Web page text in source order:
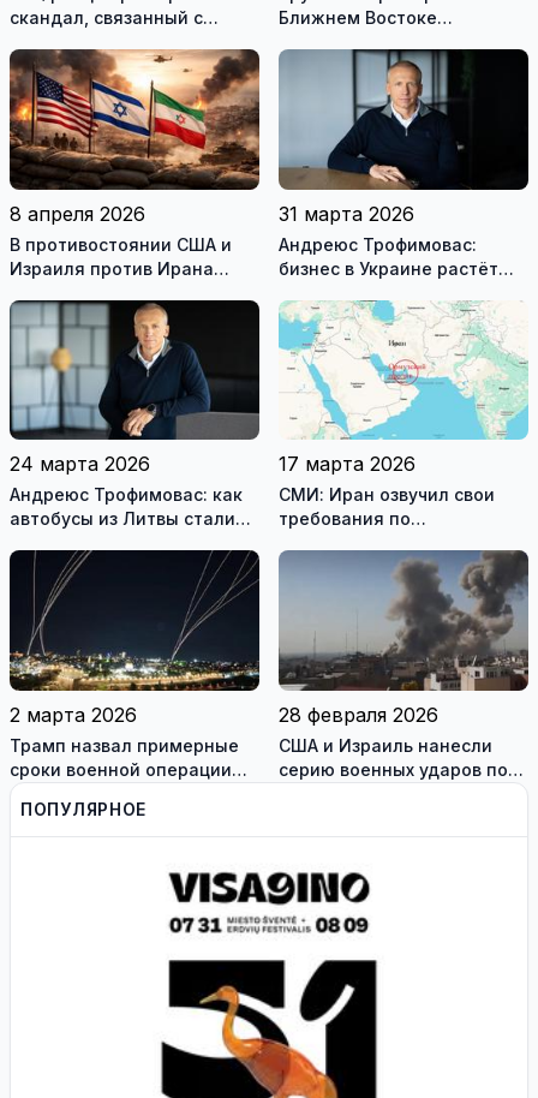
скандал, связанный с
государственными
служащими
Ближнем Востоке
8 апреля 2026
В противостоянии США и
Израиля против Ирана
перемирие
31 марта 2026
Андреюс Трофимовас:
бизнес в Украине растёт
24 марта 2026
Андреюс Трофимовас: как
автобусы из Литвы стали
охваченного огнём
Мариуполя (фотогалерея)
17 марта 2026
СМИ: Иран озвучил свои
требования по
2 марта 2026
Трамп назвал примерные
сроки военной операции
против Ирана
28 февраля 2026
США и Израиль нанесли
серию военных ударов по
ПОПУЛЯРНОЕ